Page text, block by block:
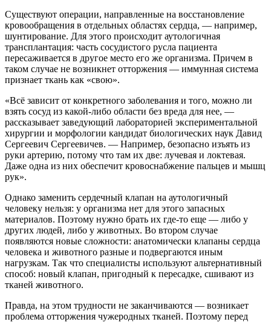
Существуют операции, направленные на восстановление
кровообращения в отдельных областях сердца, — например,
шунтирование. Для этого происходит аутологичная
трансплантация: часть сосудистого русла пациента
пересаживается в другое место его же организма. Причем в
таком случае не возникнет отторжения — иммунная система
признает ткань как «свою».
«Всё зависит от конкретного заболевания и того, можно ли
взять сосуд из какой-либо области без вреда для нее, —
рассказывает заведующий лабораторией экспериментальной
хирургии и морфологии кандидат биологических наук Давид
Сергеевич Сергеевичев. — Например, безопасно изъять из
руки артерию, потому что там их две: лучевая и локтевая.
Даже одна из них обеспечит кровоснабжение пальцев и мышц
рук».
Однако заменить сердечный клапан на аутологичный
человеку нельзя: у организма нет для этого запасных
материалов. Поэтому нужно брать их где-то еще — либо у
других людей, либо у животных. Во втором случае
появляются новые сложности: анатомически клапаны сердца
человека и животного разные и подвергаются иным
нагрузкам. Так что специалисты используют альтернативный
способ: новый клапан, пригодный к пересадке, сшивают из
тканей животного.
Правда, на этом трудности не заканчиваются — возникает
проблема отторжения чужеродных тканей. Поэтому перед